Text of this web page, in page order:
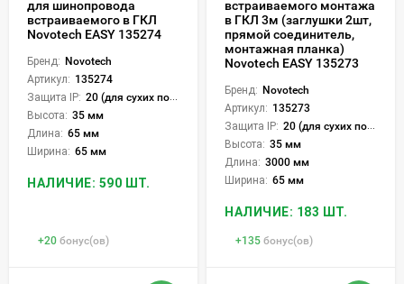
для шинопровода
встраиваемого в ГКЛ
Novotech EASY 135274
Бренд: Novotech
Артикул: 135274
Защита IP: 20 (для сухих пом.)
Высота: 35 мм
Длина: 65 мм
Ширина: 65 мм
НАЛИЧИЕ: 590 ШТ.
+20 бонус(ов)
встраиваемого монтажа
в ГКЛ 3м (заглушки 2шт,
прямой соединитель,
монтажная планка)
Novotech EASY 135273
Бренд: Novotech
Артикул: 135273
Защита IP: 20 (для сухих пом.)
Высота: 35 мм
Длина: 3000 мм
Ширина: 65 мм
НАЛИЧИЕ: 183 ШТ.
+135 бонус(ов)